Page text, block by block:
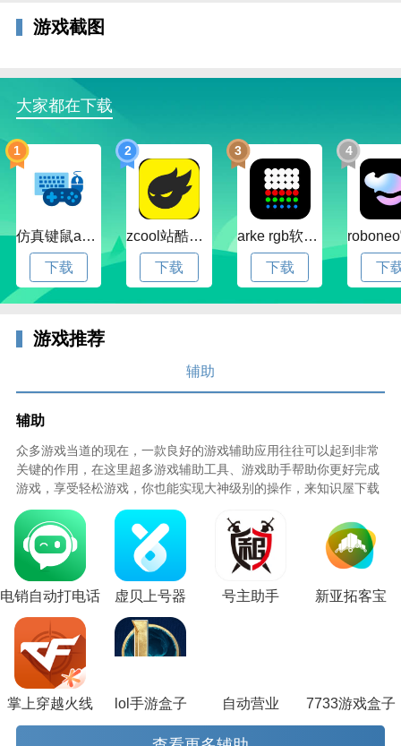
和平精英一键除草辅助亮点：
1、解决了游戏爱好者打游戏失败的问题，有了它，帮
你轻松升级，轻松在线吃鸡；
2、改变了吃鸡游戏的玩法，让你轻松过关。
和平精英一键除草辅助小编点评：
吃鸡无情辅助为吃鸡游戏而生的辅助平台，便于你快速
的打游戏，过关更简单方便些，还能通过游戏透视的方
式，让你轻松打游戏。
游戏截图
大家都在下载
1
仿真键鼠app官方版下载v1.4.3.58 安卓最新版
下载
2
zcool站酷官方版下载v5.15.0 安卓最新版本
下载
3
arke rgb软件下载v20.0 安卓版
下载
4
下
游戏推荐
辅助
辅助
众多游戏当道的现在，一款良好的游戏辅助应用往往可以起到非常
关键的作用，在这里超多游戏辅助工具、游戏助手帮助你更好完成
游戏，享受轻松游戏，你也能实现大神级别的操作，来知识屋下载
游戏辅助软件超神吧！
电销自动打电话 虚贝上号器 号主助手 新亚拓客宝
掌上穿越火线 lol手游盒子 自动营业 7733游戏盒子